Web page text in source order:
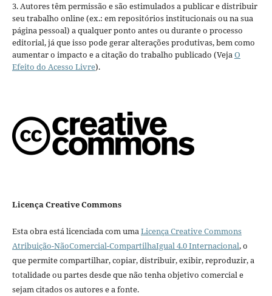
3. Autores têm permissão e são estimulados a publicar e distribuir
seu trabalho online (ex.: em repositórios institucionais ou na sua
página pessoal) a qualquer ponto antes ou durante o processo
editorial, já que isso pode gerar alterações produtivas, bem como
aumentar o impacto e a citação do trabalho publicado (VejaO
Efeito do Acesso Livre).
Licença Creative Commons
Esta obra está licenciada com umaLicença Creative Commons
Atribuição-NãoComercial-CompartilhaIgual 4.0 Internacional, o
que permite compartilhar, copiar, distribuir, exibir, reproduzir, a
totalidade ou partes desde que não tenha objetivo comercial e
sejam citados os autores e a fonte.